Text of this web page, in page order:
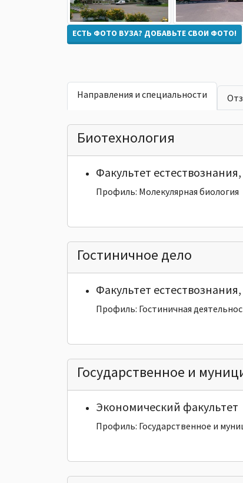
ЕСТЬ ФОТО ВУЗА? ДОБАВЬТЕ СВОИ ФОТО!
Направления и специальности
Биотехнология
Факультет
Профиль: Молекулярная биология
Гостиничное дело
Факультет
Профиль: Гостиничная
Государственное и
Экономический факультет
Профиль: Государственное и